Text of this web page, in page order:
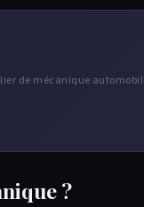
de mécanique
?